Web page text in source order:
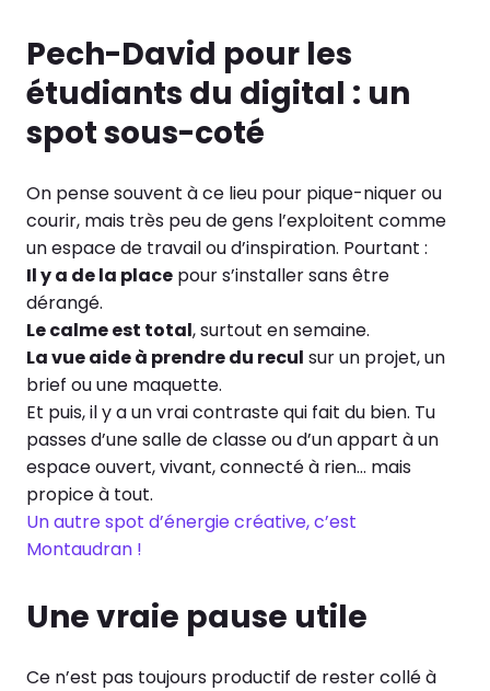
Pech-David pour les
étudiants du digital : un
spot sous-coté
On pense souvent à ce lieu pour pique-niquer ou
courir, mais très peu de gens l’exploitent comme
un espace de travail ou d’inspiration. Pourtant :
Il y a de la place pour s’installer sans être
dérangé.
Le calme est total, surtout en semaine.
La vue aide à prendre du recul sur un projet, un
brief ou une maquette.
Et puis, il y a un vrai contraste qui fait du bien. Tu
passes d’une salle de classe ou d’un appart à un
espace ouvert, vivant, connecté à rien… mais
propice à tout.
Un autre spot d’énergie créative, c’est
Montaudran !
Une vraie pause utile
Ce n’est pas toujours productif de rester collé à